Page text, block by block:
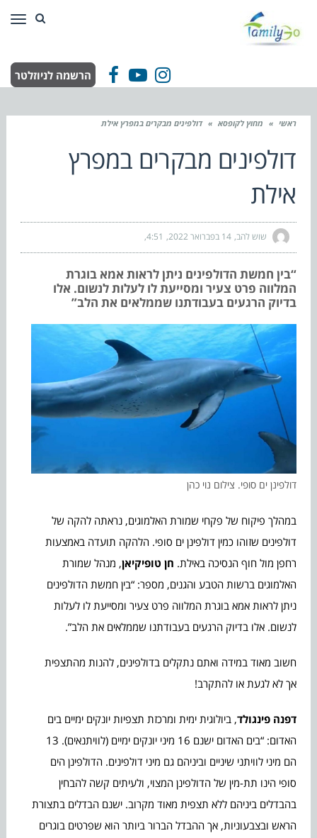
Facebook
YouTube
Instagram הרשמה לניוזלטר
ראשי » מחוץ לקופסא » דולפינים מבקרים במפרץ אילת
דולפינים מבקרים במפרץ
אילת
שוש להב 14 בפברואר 2022 4:51
“בין חמשת הדולפינים ניתן לראות אמא בוגרת
המלווה פרט צעיר ומסייעת לו לעלות לנשום. אלו
בדיוק הרגעים בעבודתנו שממלאים את הלב”
דולפינן ים סופי. צילום נוי כהן
במהלך פיקוח של פקחי שמורת האלמוגים, נראתה להקה של
דולפינים שזוהו כמין דולפינן ים סופי. הלהקה תועדה באמצעות
רחפן מול חוף הנסיכה באילת. חן טופיקיאן, מנהל שמורת
האלמוגים ברשות הטבע והגנים, מספר: “בין חמשת הדולפינים
ניתן לראות אמא בוגרת המלווה פרט צעיר ומסייעת לו לעלות
לנשום. אלו בדיוק הרגעים בעבודתנו שממלאים את הלב”.
חשוב מאוד במידה ואתם נתקלים בדולפינים, להנות מהתצפית
אך לא לגעת או להתקרב!
דפנה פינגולד, ביולוגית ימית ומרכזת תצפיות יונקים ימיים בים
האדום: “בים האדום ישנם 16 מיני יונקים ימיים (לוויתנאים). 13
הם מיני לוויתני שיניים וביניהם גם מיני דולפינים. הדולפינן הים
סופי הינו תת-מין של הדולפינן המצוי, ולעיתים קשה להבחין
בהבדלים ביניהם ללא תצפית מאוד מקרוב. ישנם הבדלים בתצורת
הראש ובצבעוניות, אך ההבדל הברור ביותר הוא שפרטים בוגרים